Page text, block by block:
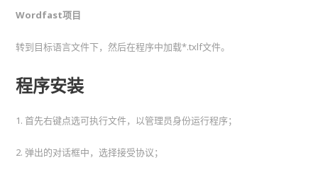
Wordfast项目
转到目标语言文件下，然后在程序中加载*.txlf文件。
程序安装
1. 首先右键点选可执行文件，以管理员身份运行程序；
2. 弹出的对话框中，选择接受协议；